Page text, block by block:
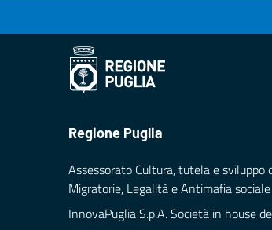
Regione Puglia
Assessorato Cultura, tutela e
Migratorie, Legalità e Antimafia sociale
InnovaPuglia S.p.A. Società in house